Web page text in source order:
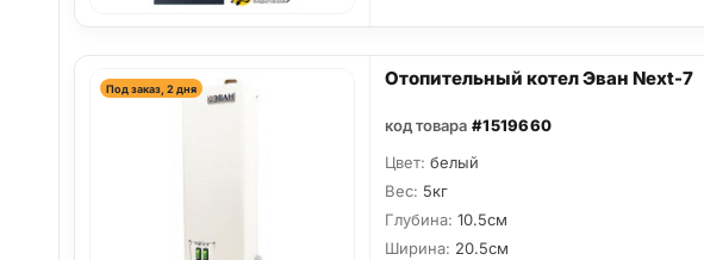
Под заказ, 2 дня Отопительный котел Эван Next-7
код товара #1519660
Цвет: белый
Вес: 5кг
Глубина: 10.5см
Ширина: 20.5см